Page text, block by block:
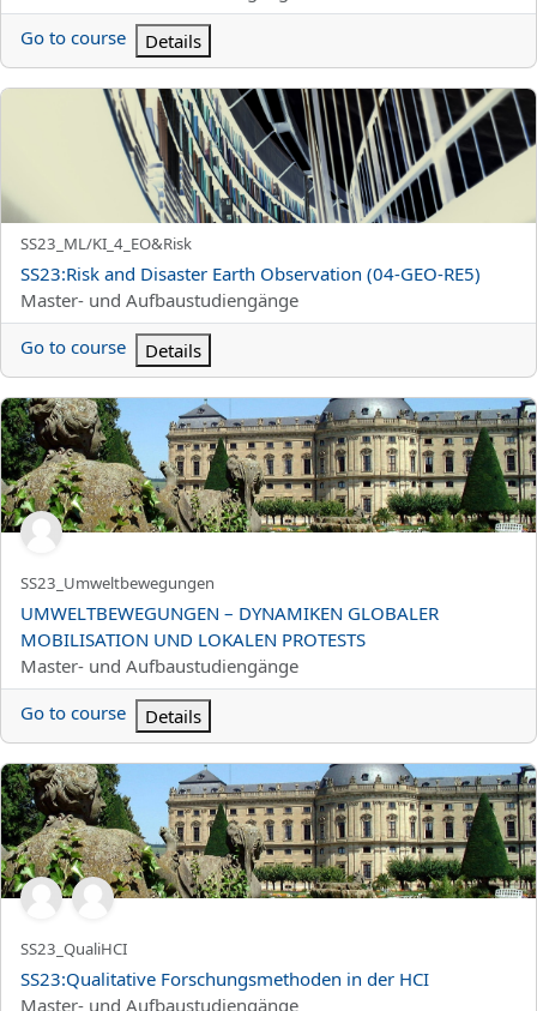
Go to course
Details
SS23:Risk and Disaster Earth Observation (04-GEO-RE5)
Titolo abbreviato del corso
SS23_ML/KI_4_EO&Risk
Titolo del corso
SS23:Risk and Disaster Earth Observation (04-GEO-RE5)
Categoria di corsi
Master- und Aufbaustudiengänge
Go to course
Details
UMWELTBEWEGUNGEN – DYNAMIKEN GLOBALER
Titolo abbreviato del corso
SS23_Umweltbewegungen
Titolo del corso
UMWELTBEWEGUNGEN – DYNAMIKEN GLOBALER
MOBILISATION UND LOKALEN PROTESTS
Categoria di corsi
Master- und Aufbaustudiengänge
Go to course
Details
SS23:Qualitative Forschungsmethoden in der HCI
Titolo abbreviato del corso
SS23_QualiHCI
Titolo del corso
SS23:Qualitative Forschungsmethoden in der HCI
Categoria di corsi
Master- und Aufbaustudiengänge